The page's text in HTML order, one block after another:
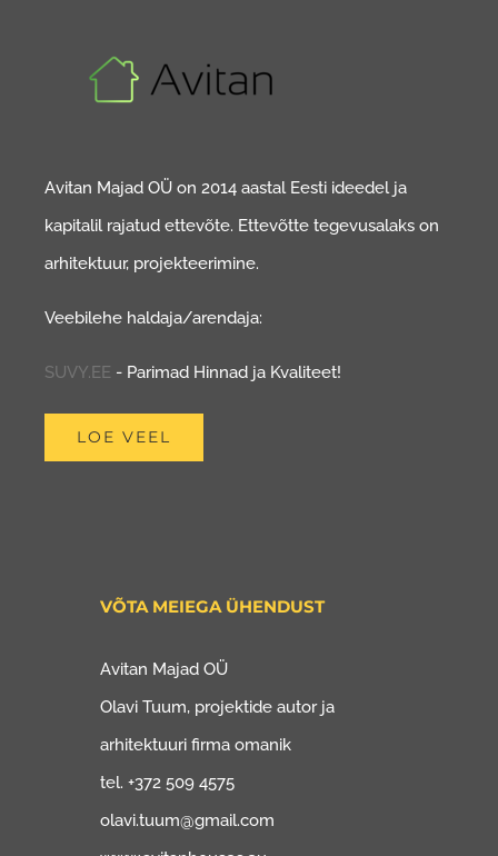
Avitan Majad OÜ on 2014 aastal Eesti ideedel ja
kapitalil rajatud ettevõte. Ettevõtte tegevusalaks on
arhitektuur, projekteerimine.
Veebilehe haldaja/arendaja:
SUVY.EE - Parimad Hinnad ja Kvaliteet!
LOE VEEL
VÕTA MEIEGA ÜHENDUST
Avitan Majad OÜ
Olavi Tuum, projektide autor ja
arhitektuuri firma omanik
tel. +372 509 4575
olavi.tuum@gmail.com